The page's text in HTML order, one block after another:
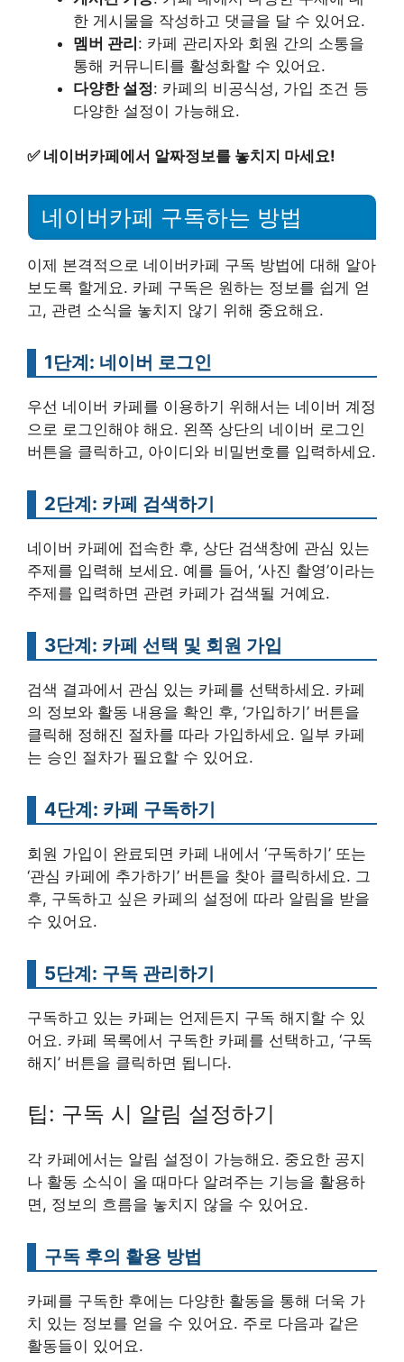
한 게시물을 작성하고 댓글을 달 수 있어요.
멤버 관리: 카페 관리자와 회원 간의 소통을
통해 커뮤니티를 활성화할 수 있어요.
다양한 설정: 카페의 비공식성, 가입 조건 등
다양한 설정이 가능해요.
✅ 네이버카페에서 알짜정보를 놓치지 마세요!
네이버카페 구독하는 방법
이제 본격적으로 네이버카페 구독 방법에 대해 알아
보도록 할게요. 카페 구독은 원하는 정보를 쉽게 얻
고, 관련 소식을 놓치지 않기 위해 중요해요.
1단계: 네이버 로그인
우선 네이버 카페를 이용하기 위해서는 네이버 계정
으로 로그인해야 해요. 왼쪽 상단의 네이버 로그인
버튼을 클릭하고, 아이디와 비밀번호를 입력하세요.
2단계: 카페 검색하기
네이버 카페에 접속한 후, 상단 검색창에 관심 있는
주제를 입력해 보세요. 예를 들어, ‘사진 촬영’이라는
주제를 입력하면 관련 카페가 검색될 거예요.
3단계: 카페 선택 및 회원 가입
검색 결과에서 관심 있는 카페를 선택하세요. 카페
의 정보와 활동 내용을 확인 후, ‘가입하기’ 버튼을
클릭해 정해진 절차를 따라 가입하세요. 일부 카페
는 승인 절차가 필요할 수 있어요.
4단계: 카페 구독하기
회원 가입이 완료되면 카페 내에서 ‘구독하기’ 또는
‘관심 카페에 추가하기’ 버튼을 찾아 클릭하세요. 그
후, 구독하고 싶은 카페의 설정에 따라 알림을 받을
수 있어요.
5단계: 구독 관리하기
구독하고 있는 카페는 언제든지 구독 해지할 수 있
어요. 카페 목록에서 구독한 카페를 선택하고, ‘구독
해지’ 버튼을 클릭하면 됩니다.
팁: 구독 시 알림 설정하기
각 카페에서는 알림 설정이 가능해요. 중요한 공지
나 활동 소식이 올 때마다 알려주는 기능을 활용하
면, 정보의 흐름을 놓치지 않을 수 있어요.
구독 후의 활용 방법
카페를 구독한 후에는 다양한 활동을 통해 더욱 가
치 있는 정보를 얻을 수 있어요. 주로 다음과 같은
활동들이 있어요.